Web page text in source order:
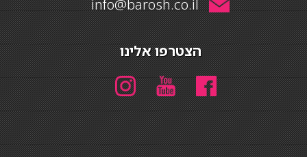
info@barosh.co.il
הצטרפו אלינו